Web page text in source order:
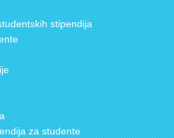
stipendija
za studente